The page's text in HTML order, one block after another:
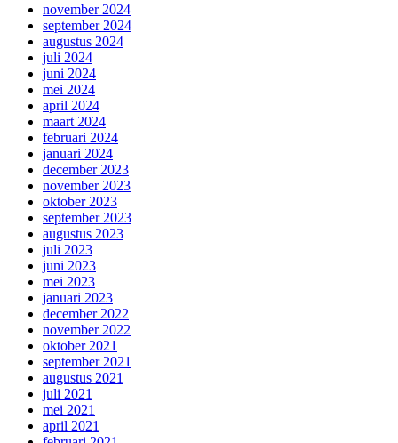
november 2024
september 2024
augustus 2024
juli 2024
juni 2024
mei 2024
april 2024
maart 2024
februari 2024
januari 2024
december 2023
november 2023
oktober 2023
september 2023
augustus 2023
juli 2023
juni 2023
mei 2023
januari 2023
december 2022
november 2022
oktober 2021
september 2021
augustus 2021
juli 2021
mei 2021
april 2021